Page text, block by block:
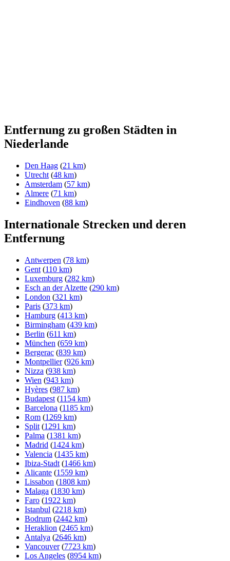
Entfernung zu großen Städten in
Niederlande
Den Haag (21 km)
Utrecht (48 km)
Amsterdam (57 km)
Almere (71 km)
Eindhoven (88 km)
Internationale Strecken und deren
Entfernung
Antwerpen (78 km)
Gent (110 km)
Luxemburg (282 km)
Esch an der Alzette (290 km)
London (321 km)
Paris (373 km)
Hamburg (413 km)
Birmingham (439 km)
Berlin (611 km)
München (659 km)
Bergerac (839 km)
Montpellier(926 km)
Nizza (938 km)
Wien (943 km)
Hyères (987 km)
Budapest (1154 km)
Barcelona (1185 km)
Rom (1269 km)
Split (1291 km)
Palma (1381 km)
Madrid (1424 km)
Valencia (1435 km)
Ibiza-Stadt (1466 km)
Alicante (1559 km)
Lissabon (1808 km)
Malaga (1830 km)
Faro (1922 km)
Istanbul (2218 km)
Bodrum (2442 km)
Heraklion (2465 km)
Antalya (2646 km)
Vancouver(7723 km)
Los Angeles (8954 km)